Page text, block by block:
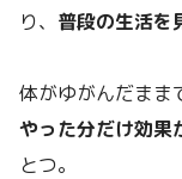
り、 普段の生活を
体がゆがんだまま
やった分だけ効果
とつ。